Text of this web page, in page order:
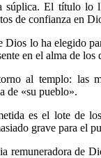
súplica. El título lo
de confianza en
lo ha elegido
en el alma de los
al templo: las
de «su pueblo».
es el lote de
grave para el
remuneradora de